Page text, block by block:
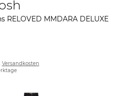
RELOVED MMDARA DELUXE
Versandkosten